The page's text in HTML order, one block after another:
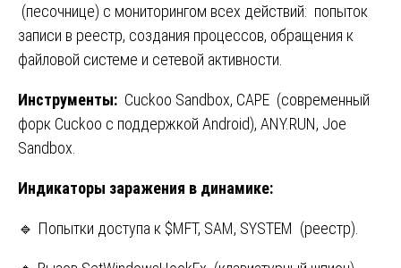
(песочнице) с мониторингом всех действий: попыток
записи в реестр, создания процессов, обращения к
файловой системе и сетевой активности.
Инструменты: Cuckoo Sandbox, CAPE (современный
форк Cuckoo с поддержкой Android), ANY.RUN, Joe
Sandbox.
Индикаторы заражения в динамике:
🔹 Попытки доступа к $MFT, SAM, SYSTEM (реестр).